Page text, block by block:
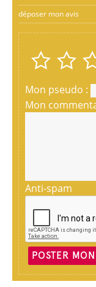
déposer mon avis
Mon pseudo :
Mon
Anti-spam
POSTER